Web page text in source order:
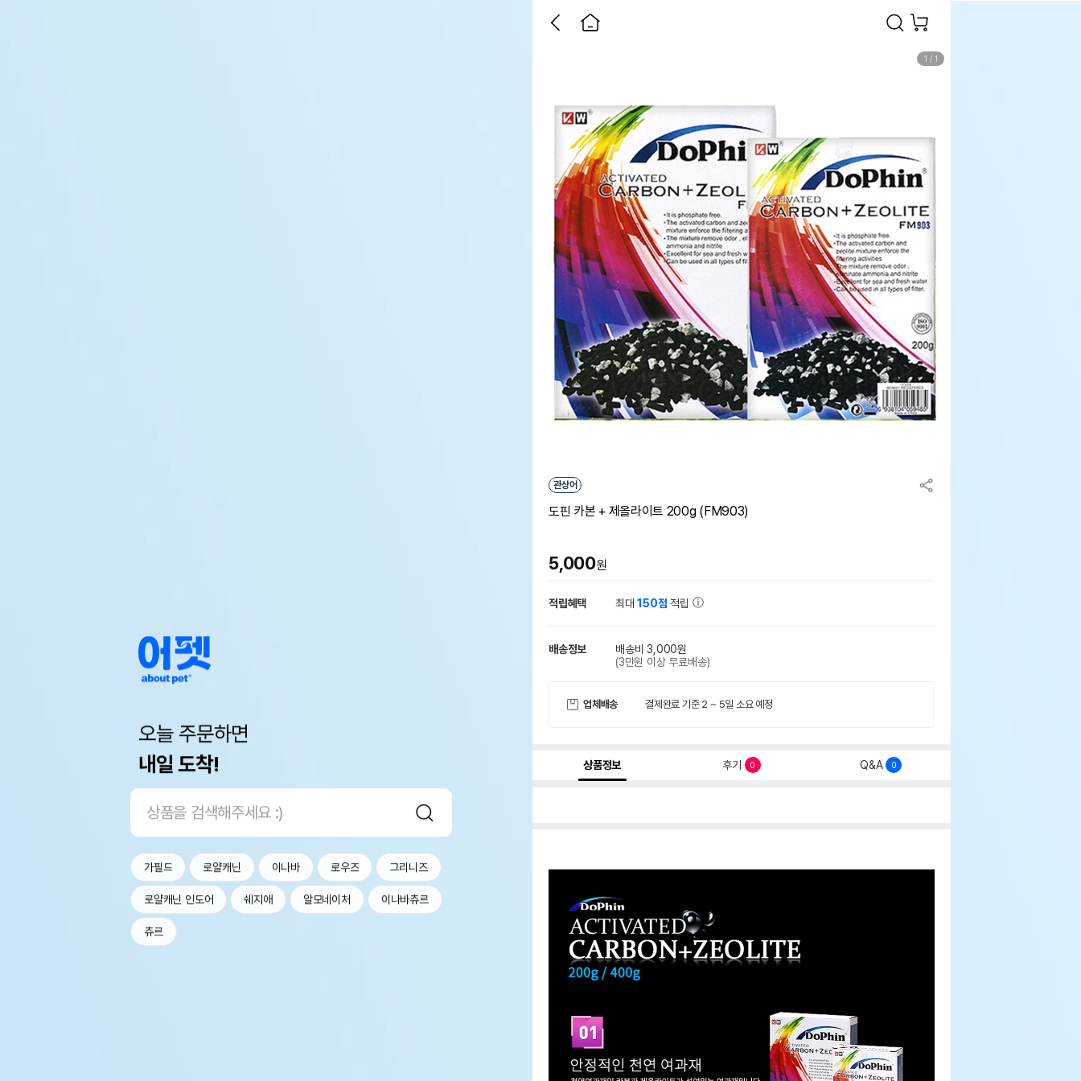
오늘 주문하면
내일 도착!
가필드 로얄캐닌 이나바 로우즈 그리니즈
로얄캐닌 인도어 쉐지애 알모네이처 이나바츄르
츄르
1 / 1
관상어
도핀 카본 + 제올라이트 200g (FM903)
5,000원
적립혜택 최대150점 적립
배송정보
배송비 3,000원
(3만원 이상 무료배송)
업체배송 결제완료 기준 2 ~ 5일 소요 예정
상품정보 후기 0 Q&A 0